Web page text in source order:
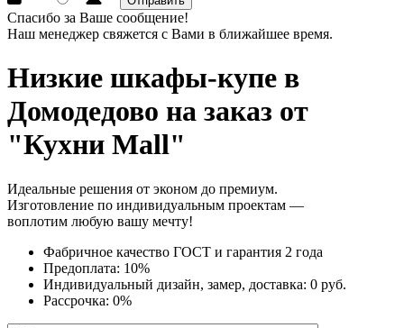
Спасибо за Ваше сообщение!
Наш менеджер свяжется с Вами в ближайшее время.
Низкие шкафы-купе в
Домодедово на заказ от
"Кухни Mall"
Идеальные решения от эконом до премиум.
Изготовление по индивидуальным проектам —
воплотим любую вашу мечту!
Фабричное качество ГОСТ и гарантия 2 года
Предоплата: 10%
Индивидуальный дизайн, замер, доставка: 0 руб.
Рассрочка: 0%